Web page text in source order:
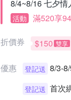
8/4~8/16 七夕
活動 滿520享
折價券 $150 雙享
優惠 登記送 8/3-
登記送 首次